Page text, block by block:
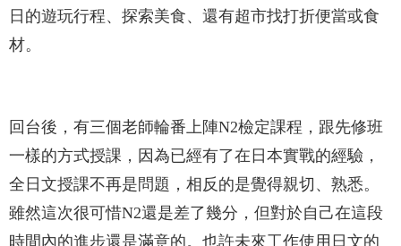
日的遊玩行程、探索美食、還有超市找打折便當或食
材。
回台後，有三個老師輪番上陣N2檢定課程，跟先修班
一樣的方式授課，因為已經有了在日本實戰的經驗，
全日文授課不再是問題，相反的是覺得親切、熟悉。
雖然這次很可惜N2還是差了幾分，但對於自己在這段
時間內的進步還是滿意的。也許未來工作使用日文的